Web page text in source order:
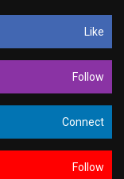
Like
Follow
Connect
Follow